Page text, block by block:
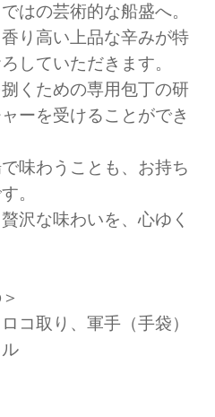
はの芸術的な船盛へ。
り高い上品な辛みが特
していただきます。
くための専用包丁の研
ーを受けることができ
味わうことも、お持ち
。
沢な味わいを、心ゆく
コ取り、軍手（手袋）